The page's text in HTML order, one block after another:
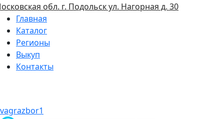
обл. г. Подольск ул. Нагорная д. 30
Главная
Каталог
Регионы
Выкуп
Контакты
vagrazbor1